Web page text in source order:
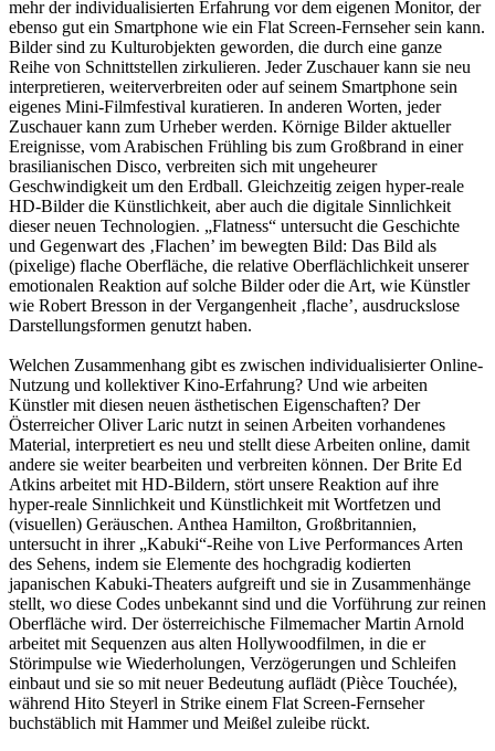
mehr der individualisierten Erfahrung vor dem eigenen Monitor, der
ebenso gut ein Smartphone wie ein Flat Screen-Fernseher sein kann.
Bilder sind zu Kulturobjekten geworden, die durch eine ganze
Reihe von Schnittstellen zirkulieren. Jeder Zuschauer kann sie neu
interpretieren, weiterverbreiten oder auf seinem Smartphone sein
eigenes Mini-Filmfestival kuratieren. In anderen Worten, jeder
Zuschauer kann zum Urheber werden. Körnige Bilder aktueller
Ereignisse, vom Arabischen Frühling bis zum Großbrand in einer
brasilianischen Disco, verbreiten sich mit ungeheurer
Geschwindigkeit um den Erdball. Gleichzeitig zeigen hyper-reale
HD-Bilder die Künstlichkeit, aber auch die digitale Sinnlichkeit
dieser neuen Technologien. „Flatness“ untersucht die Geschichte
und Gegenwart des ‚Flachen’ im bewegten Bild: Das Bild als
(pixelige) flache Oberfläche, die relative Oberflächlichkeit unserer
emotionalen Reaktion auf solche Bilder oder die Art, wie Künstler
wie Robert Bresson in der Vergangenheit ‚flache’, ausdruckslose
Darstellungsformen genutzt haben.
Welchen Zusammenhang gibt es zwischen individualisierter Online-
Nutzung und kollektiver Kino-Erfahrung? Und wie arbeiten
Künstler mit diesen neuen ästhetischen Eigenschaften? Der
Österreicher Oliver Laric nutzt in seinen Arbeiten vorhandenes
Material, interpretiert es neu und stellt diese Arbeiten online, damit
andere sie weiter bearbeiten und verbreiten können. Der Brite Ed
Atkins arbeitet mit HD-Bildern, stört unsere Reaktion auf ihre
hyper-reale Sinnlichkeit und Künstlichkeit mit Wortfetzen und
(visuellen) Geräuschen. Anthea Hamilton, Großbritannien,
untersucht in ihrer „Kabuki“-Reihe von Live Performances Arten
des Sehens, indem sie Elemente des hochgradig kodierten
japanischen Kabuki-Theaters aufgreift und sie in Zusammenhänge
stellt, wo diese Codes unbekannt sind und die Vorführung zur reinen
Oberfläche wird. Der österreichische Filmemacher Martin Arnold
arbeitet mit Sequenzen aus alten Hollywoodfilmen, in die er
Störimpulse wie Wiederholungen, Verzögerungen und Schleifen
einbaut und sie so mit neuer Bedeutung auflädt (Pièce Touchée),
während Hito Steyerl in Strike einem Flat Screen-Fernseher
buchstäblich mit Hammer und Meißel zuleibe rückt.